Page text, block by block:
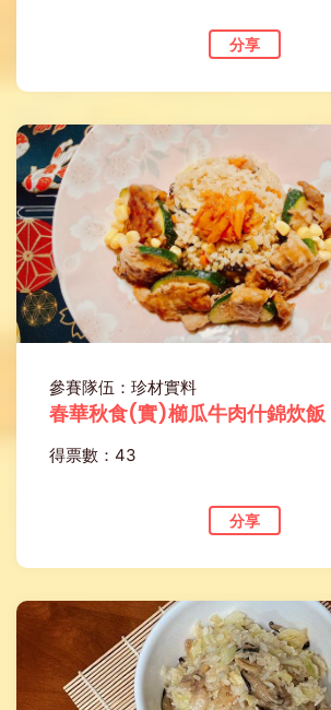
分享
參賽隊伍：珍材實料
春華秋食(實)櫛瓜牛肉什錦炊飯
得票數：43
分享